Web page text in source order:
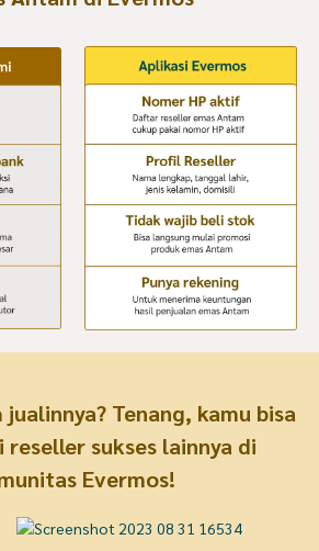
Tenang, kamu bisa
sukses lainnya di
Evermos!